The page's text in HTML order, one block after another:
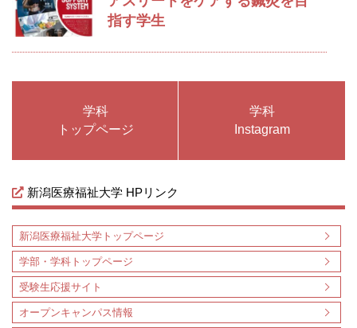
指す学生
学科
トップページ
学科
Instagram
新潟医療福祉大学 HPリンク
新潟医療福祉大学トップページ
学部・学科トップページ
受験生応援サイト
オープンキャンパス情報